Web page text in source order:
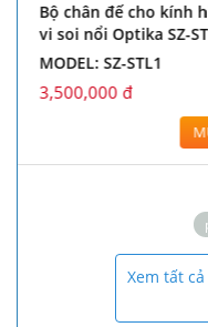
Bộ chân đế cho kính
vi soi nổi Optika SZ-
MODEL: SZ-STL1
3,500,000 đ
Xem tất